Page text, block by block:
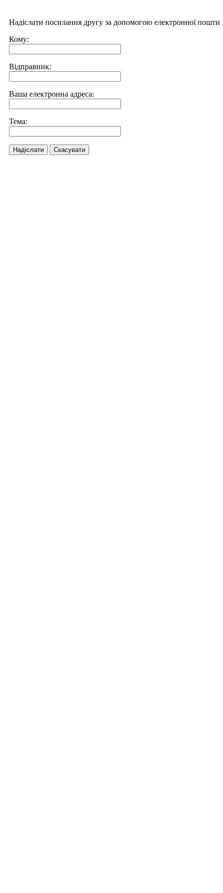
Надіслати посилання другу за допомогою електронної пошти
Кому:
Відправник:
Ваша електронна адреса:
Тема:
Надіслати Скасувати